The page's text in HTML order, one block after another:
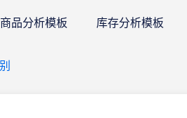
商品分析模板 库存分析模板